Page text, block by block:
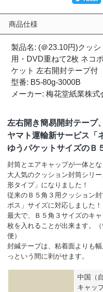
った左右開き簡易開封テープ
ン封筒です。【未晒（みさらし
※厚さ１４ｍｍのＤＶＤケース
メルカリ便・ゆうパケット、
来ません。
●ネコポス、らくらくメルカリ
大きめ横型Ｂ５サイズの『
3000枚はコチラから
同サイズで厚み2～3mm！薄手
（未晒）
みさらし
はコチラ
「クッション封筒」全比較
印刷・オリジナルサイズも可
ズメーカー「メニコン様」
リードタイム表（お届け日
クしてご確認ください。
商品仕様
製品名: (＠23.10円)クッ
用・DVD重ねて2枚 ネコ
ケット 左右開封テープ付
型番: B5-80g-3000B
メーカー: 梅花堂紙業株式
左右開き簡易開封テープ
ヤマト運輸新サービス「
ゆうパケットサイズのＢ
封筒とエアキャップが一体とな
大人気のクッション封筒シリ
形タイプ」になりました！
従来のＢ５角３用クッション
ポス」サイズに対応しました！
最大で、Ｂ５角３サイズのキ
枚を入れることが出来ます。
便）
封緘テープは、粘着面よりも
っという間に剥がせます。
中国（
キャッ